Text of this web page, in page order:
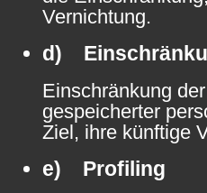
Vernichtung.
d)
Einschränkung
gespeicherter
Ziel, ihre künftige
e) Profiling